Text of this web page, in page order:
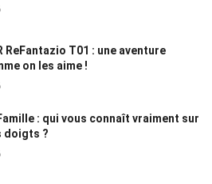
ReFantazio T01 : une aventure
on les aime !
: qui vous connaît vraiment sur
doigts ?